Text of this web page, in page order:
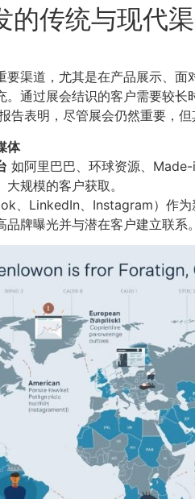
的传统与现代
要渠道，尤其是在产品展示、
通过展会结识的客户需要较长
告表明，尽管展会仍然重要，
体
如阿里巴巴、环球资源、
规模的客户获取。
、LinkedIn、Instagram）作
牌曝光并与潜在客户建立联系。